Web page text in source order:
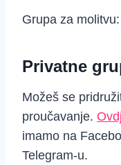
Grupa za molitvu:
Privatne
Možeš se
proučavanje.
imamo na
Telegram-u.